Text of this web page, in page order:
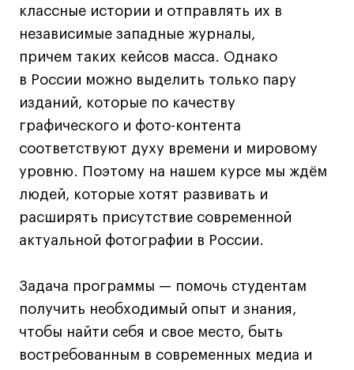
Все программы
О школе
Новости
События
Блог
Преподаватели
Лицензии и аккредитации
Для прессы
Ресурсы
Связи с индустрией
Вакансии
Контакты
классные истории и отправлять их в
независимые западные журналы,
причем таких кейсов масса. Однако
в России можно выделить только пару
изданий, которые по качеству
графического и фото-контента
соответствуют духу времени и мировому
уровню. Поэтому на нашем курсе мы ждём
людей, которые хотят развивать и
расширять присутствие современной
актуальной фотографии в России.
Задача программы — помочь студентам
получить необходимый опыт и знания,
чтобы найти себя и свое место, быть
востребованным в современных медиа и